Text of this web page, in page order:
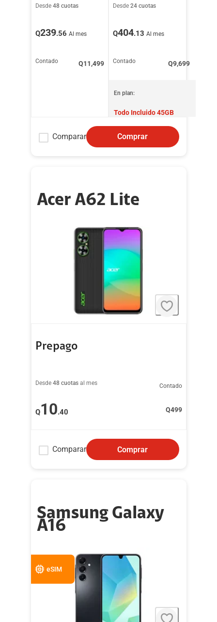
Desde 48 cuotas
Q239.56 Al mes
Contado Q11,499
Desde 24 cuotas
Q404.13 Al mes
Contado Q9,699
En plan:
Todo Incluido 45GB
Comparar Comprar
Acer A62 Lite
Prepago
Desde 48 cuotas al mes
Q10.40
Contado
Q499
Comparar Comprar
Samsung Galaxy
A16
eSIM